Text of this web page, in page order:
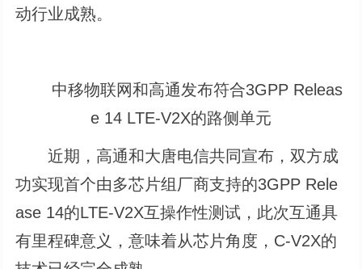
动行业成熟。
中移物联网和高通发布符合3GPP Releas
e 14 LTE-V2X的路侧单元
近期，高通和大唐电信共同宣布，双方成
功实现首个由多芯片组厂商支持的3GPP Rele
ase 14的LTE-V2X互操作性测试，此次互通具
有里程碑意义，意味着从芯片角度，C-V2X的